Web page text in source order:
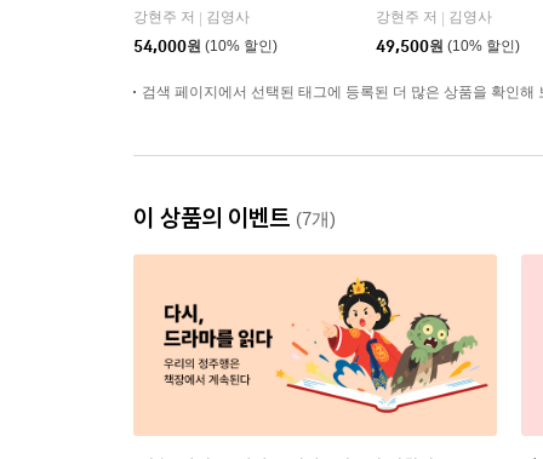
트)
강현주 저
김영사
54,000원 (10% 할인)
강현주 저
김영사
49,500원 (10% 할인)
검색 페이지에서 선택된 태그에 등록된 더 많은 상품을 확인해
이 상품의 이벤트 (7개)